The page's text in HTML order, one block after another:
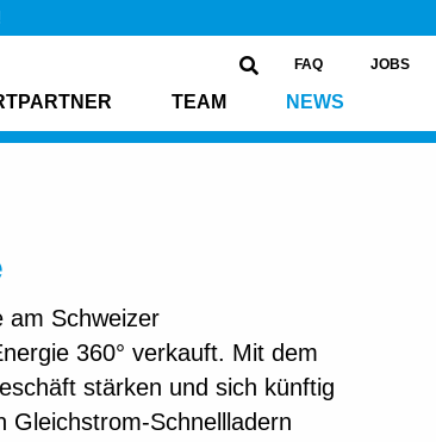
TEAM NEWS
FAQ JOBS
am Schweizer
360° verkauft. Mit dem
stärken und sich künftig
Gleichstrom-Schnellladern